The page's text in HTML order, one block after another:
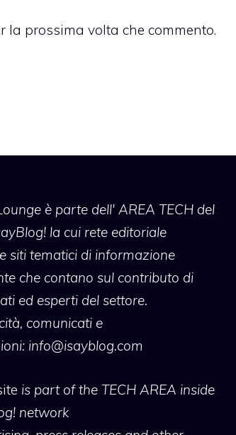
la prossima volta che commento.
è parte dell' AREA TECH del
la cui rete editoriale
siti tematici di informazione
che contano sul contributo di
ed esperti del settore.
comunicati e
info@isayblog.com
is part of the TECH AREA inside
network